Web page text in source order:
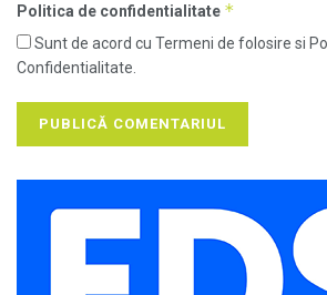
Politica de confidentialitate *
Sunt de acord cu Termeni de folosire si
Confidentialitate.